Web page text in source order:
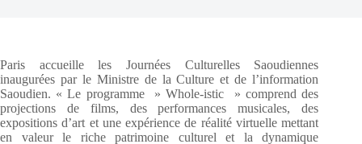
Paris accueille les Journées Culturelles Saoudiennes
inaugurées par le Ministre de la Culture et de l’information
Saoudien. « Le programme » Whole-istic » comprend des
projections de films, des performances musicales, des
expositions d’art et une expérience de réalité virtuelle mettant
en valeur le riche patrimoine culturel et la dynamique